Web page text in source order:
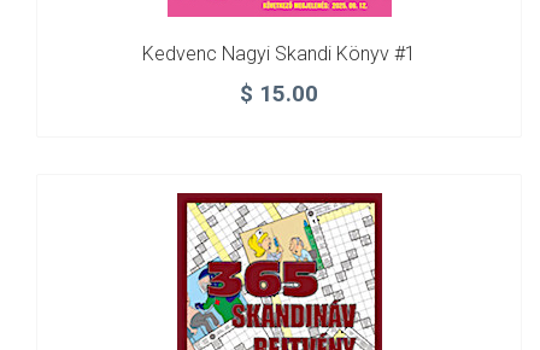
Kedvenc Nagyi Skandi Könyv #1
$ 15.00